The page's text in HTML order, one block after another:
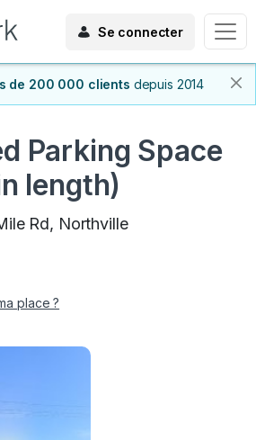
Se connecter
de 200 000 clients depuis 2014
Parking Space
length)
Rd, Northville
place ?